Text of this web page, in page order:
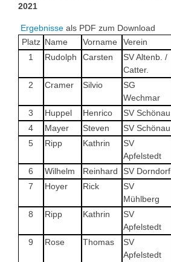
2021
Ergebnisse als PDF zum Download
Platz Name Vorname Verein
1
Rudolph Carsten
SV Altenb. /
Catter.
2 Cramer Silvio
SG
Wechmar
3 Huppel Henrico SV Schönau
4
Mayer Steven SV Schönau
5
Ripp Kathrin
SV
Apfelstedt
6 Wilhelm Reinhard SV Dorndorf
7
Hoyer Rick
SV
Mühlberg
8 Ripp Kathrin
SV
Apfelstedt
9 Rose Thomas
SV
Apfelstedt